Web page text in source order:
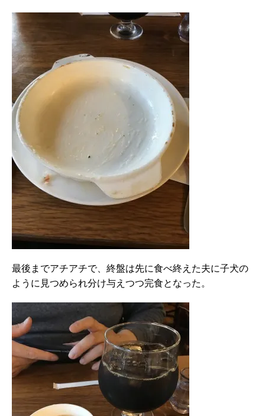
最後までアチアチで、終盤は先に食べ終えた夫に子犬の
ように見つめられ分け与えつつ完食となった。